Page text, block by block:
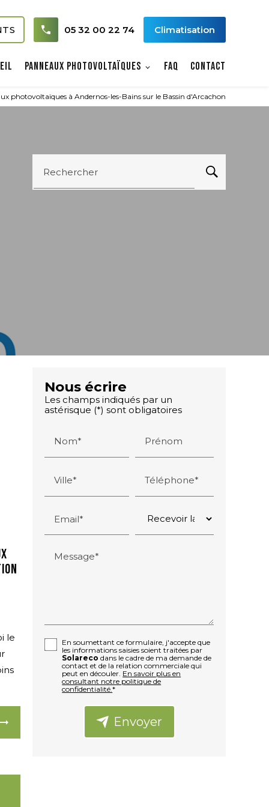
05 32 00 22 74 Climatisation
Panneaux photovoltaïques FAQ Contact
photovoltaïques à Andernos-les-Bains sur le Bassin d'Arcachon
Rechercher
le
Nous écrire
Les champs indiqués par un
astérisque (*) sont obligatoires
Nom* Prénom
Ville* Téléphone*
Email*
Message*
En soumettant ce formulaire, j'accepte que
les informations saisies soient traitées par
Solareco dans le cadre de ma demande de
contact et de la relation commerciale qui
peut en découler. En savoir plus en
consultant notre politique de
confidentialité.*
Envoyer